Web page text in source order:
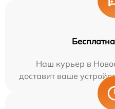
Наш курьер в
доставит ваше